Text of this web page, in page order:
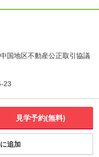
国地区不動産公正取引協議
23
見学予約(無料)
追加